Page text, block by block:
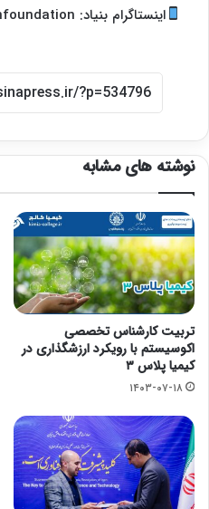
اینستاگرام بنیاد: dr.zeinoddinfoundation
نوشته های مشابه
تربیت کارشناس تخصصی
اکوسیستم با رویکرد ارزشگذاری در
کیمیا پلاس ۳
۱۴۰۳-۰۷-۱۸